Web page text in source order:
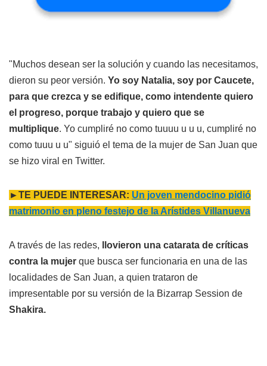
"Muchos desean ser la solución y cuando las necesitamos,
dieron su peor versión. Yo soy Natalia, soy por Caucete,
para que crezca y se edifique, como intendente quiero
el progreso, porque trabajo y quiero que se
multiplique. Yo cumpliré no como tuuuu u u u, cumpliré no
como tuuu u u" siguió el tema de la mujer de San Juan que
se hizo viral en Twitter.
►TE PUEDE INTERESAR: Un joven mendocino pidió
matrimonio en pleno festejo de la Arístides Villanueva
A través de las redes, llovieron una catarata de críticas
contra la mujer que busca ser funcionaria en una de las
localidades de San Juan, a quien trataron de
impresentable por su versión de la Bizarrap Session de
Shakira.